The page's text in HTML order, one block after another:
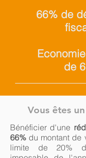
66% de
de
Vous êtes
Bénéficier d'une
66% du montant de
limite de 20%